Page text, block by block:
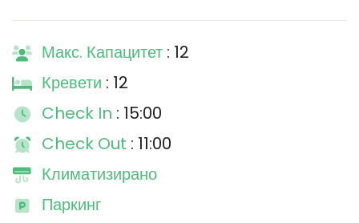
Макс. Капацитет : 12
Кревети : 12
Check In : 15:00
Check Out : 11:00
Климатизирано
Паркинг